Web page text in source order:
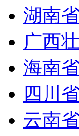
湖南
广西
海南
四川
云南